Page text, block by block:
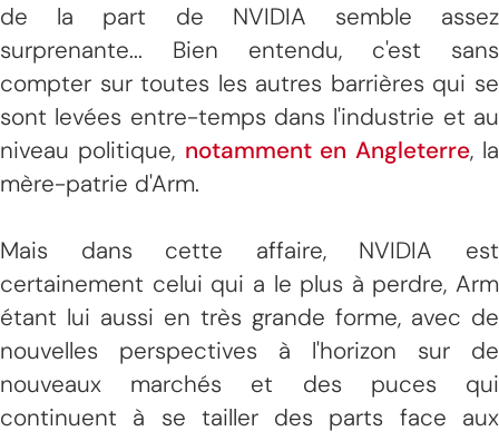
de la part de NVIDIA semble assez
surprenante... Bien entendu, c'est sans
compter sur toutes les autres barrières qui se
sont levées entre-temps dans l'industrie et au
niveau politique, notamment en Angleterre, la
mère-patrie d'Arm.
Mais dans cette affaire, NVIDIA est
certainement celui qui a le plus à perdre, Arm
étant lui aussi en très grande forme, avec de
nouvelles perspectives à l'horizon sur de
nouveaux marchés et des puces qui
continuent à se tailler des parts face aux